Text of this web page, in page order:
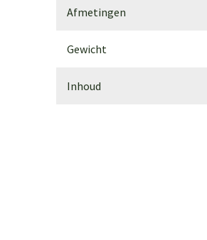
Afmetingen
Gewicht
Inhoud